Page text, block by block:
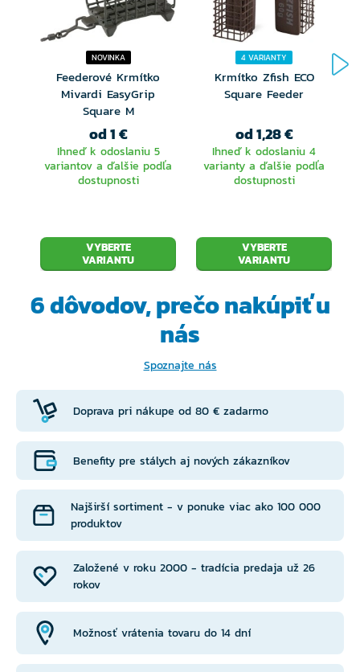
NOVINKA
Feederové Krmítko
Mivardi EasyGrip
Square M
od 1 €
Ihneď k odoslaniu 5
variantov a ďalšie podľa
dostupnosti
VYBERTE
VARIANTU
4 VARIANTY
Krmítko Zfish ECO
Square Feeder
od 1,28 €
Ihneď k odoslaniu 4
varianty a ďalšie podľa
dostupnosti
VYBERTE
VARIANTU
6 dôvodov, prečonakúpiť u
nás
Spoznajte nás
Doprava pri nákupe od 80 € zadarmo
Založené v roku 2000 - tradícia predaja už 26
rokov
Benefity pre stálych aj nových zákazníkov
Možnosť vrátenia tovaru do 14 dní
Najširší sortiment - v ponuke viac ako 100 000
produktov